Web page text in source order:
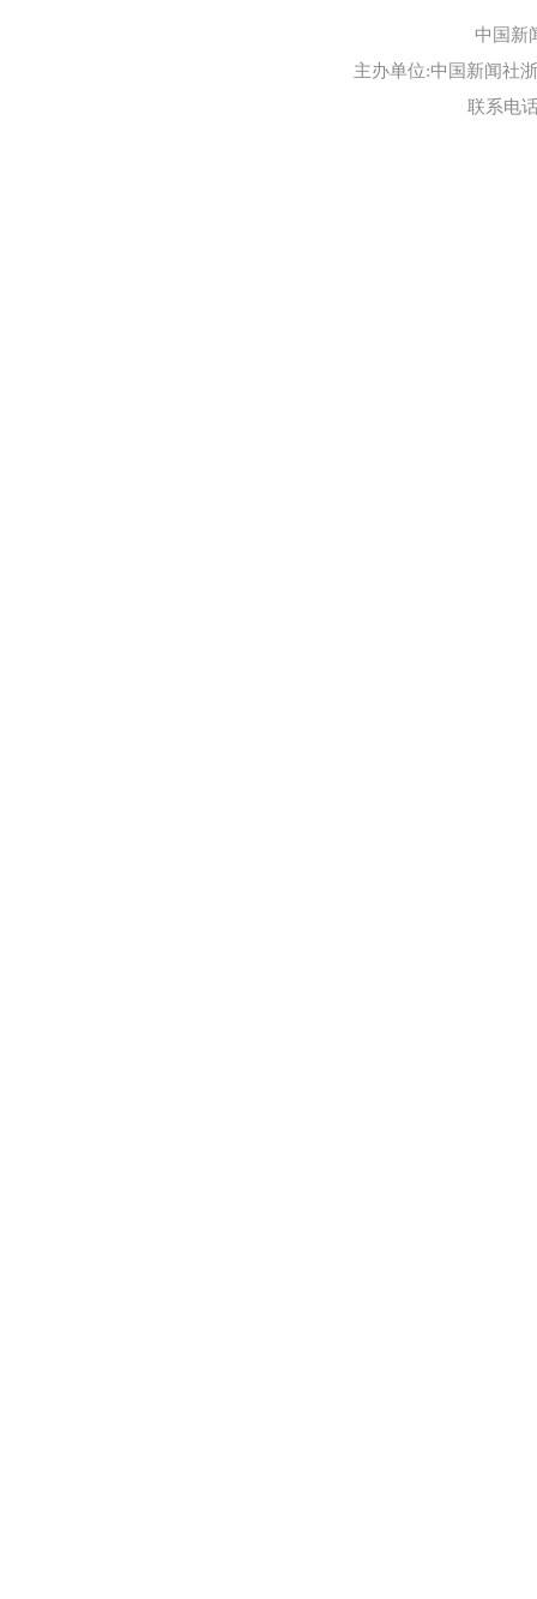
中国新
主办单位:中国新闻社
联系电